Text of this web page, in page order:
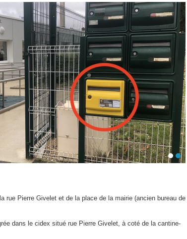
rue Pierre Givelet et de la place de la mairie (ancien bureau de
dans le cidex situé rue Pierre Givelet, à coté de la cantine-